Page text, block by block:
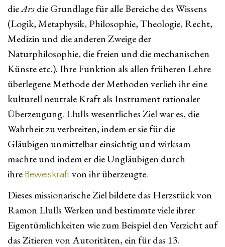
dieArsdie Grundlage für alle Bereiche des Wissens
(Logik, Metaphysik, Philosophie, Theologie, Recht,
Medizin und die anderen Zweige der
Naturphilosophie, die freien und die mechanischen
Künste etc.). Ihre Funktion als allen früheren Lehre
überlegene Methode der Methoden verlieh ihr eine
kulturell neutrale Kraft als Instrument rationaler
Überzeugung. Llulls wesentliches Ziel war es, die
Wahrheit zu verbreiten, indem er sie für die
Gläubigen unmittelbar einsichtig und wirksam
machte und indem er die Ungläubigen durch
ihre Beweiskraft von ihr überzeugte.
Dieses missionarische Ziel bildete das Herzstück von
Ramon Llulls Werken und bestimmte viele ihrer
Eigentümlichkeiten wie zum Beispiel den Verzicht auf
das Zitieren von Autoritäten, ein für das 13.